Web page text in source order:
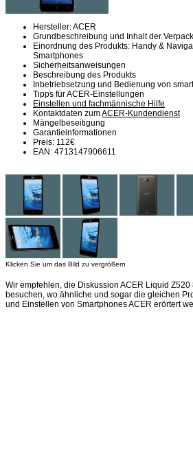
Hersteller: ACER
Grundbeschreibung und Inhalt der
Einordnung des Produkts: Handy &
Smartphones
Sicherheitsanweisungen
Beschreibung des Produkts
Inbetriebsetzung und Bedienung von
Tipps für ACER-Einstellungen
Einstellen und fachmännische Hilfe
Kontaktdaten zumACER-Kundendienst
Mängelbeseitigung
Garantieinformationen
Preis: 112€
EAN: 4713147906611
Klicken Sie um das Bild zu vergrößern
Wir empfehlen, die Diskussion ACER Liquid Z520
besuchen, wo ähnliche und sogar die gleichen
und Einstellen von Smartphones ACER erörtert